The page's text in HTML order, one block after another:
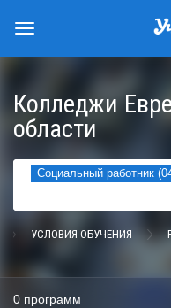
Колледжи
области
Социальный работник
УСЛОВИЯ ОБУЧЕНИЯ
0 программ